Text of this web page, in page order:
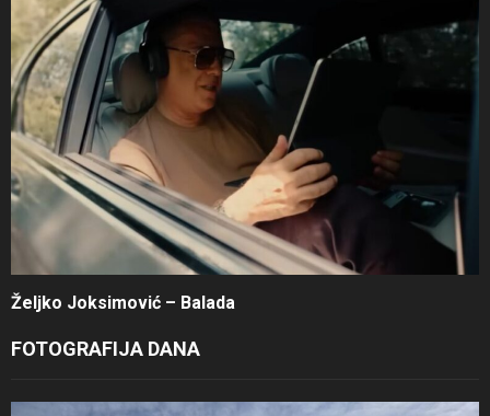
Željko Joksimović – Balada
FOTOGRAFIJA DANA